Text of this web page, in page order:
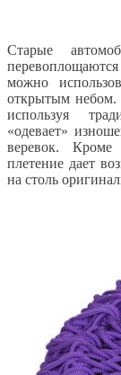
Старые
можно
открытым небом.
используя
«одевает»
веревок. Кроме
плетение дает
на столь